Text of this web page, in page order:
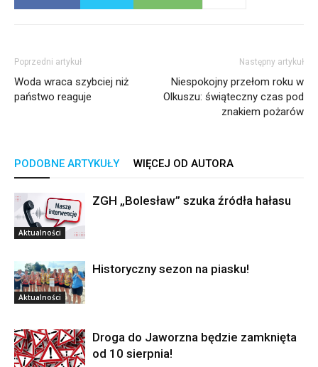
Poprzedni artykuł
Woda wraca szybciej niż
państwo reaguje
Następny artykuł
Niespokojny przełom roku w
Olkuszu: świąteczny czas pod
znakiem pożarów
PODOBNE ARTYKUŁY WIĘCEJ OD AUTORA
Aktualności
ZGH „Bolesław” szuka źródła hałasu
Aktualności
Historyczny sezon na piasku!
Droga do Jaworzna będzie zamknięta
od 10 sierpnia!